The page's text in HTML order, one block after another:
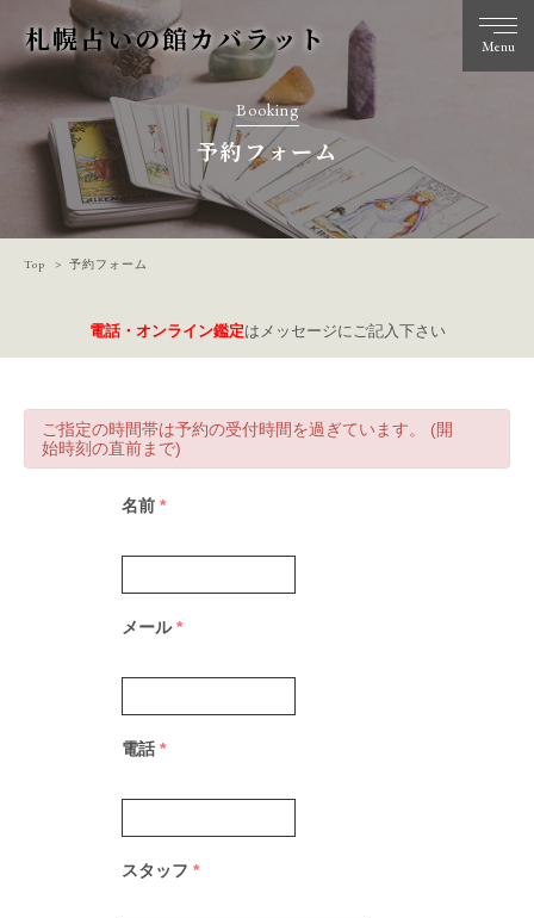
札幌占いの館カバラット Menu
Booking
予約フォーム
Top 予約フォーム
電話・オンライン鑑定はメッセージにご記入下さい
ご指定の時間帯は予約の受付時間を過ぎています。 (開
始時刻の直前まで)
名前 *
メール *
電話 *
スタッフ *